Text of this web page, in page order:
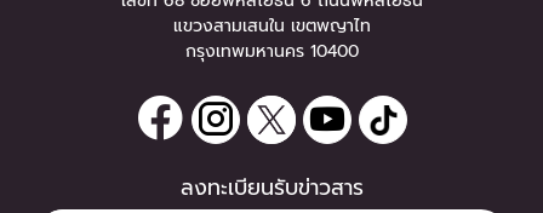
แขวงสามเสนใน เขตพญาไท
กรุงเทพมหานคร 10400
ลงทะเบียนรับข่าวสาร